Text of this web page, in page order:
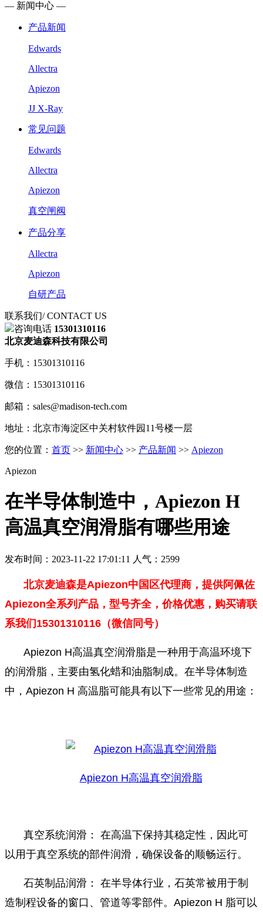
— 新闻中心 —
产品新闻
Edwards
Allectra
Apiezon
JJ X-Ray
常见问题
Edwards
Allectra
Apiezon
真空闸阀
产品分享
Allectra
Apiezon
自研产品
联系我们/ CONTACT US
咨询电话 15301310116
北京麦迪森科技有限公司
手机：15301310116
微信：15301310116
邮箱：sales@madison-tech.com
地址：北京市海淀区中关村软件园11号楼一层
您的位置： 首页 >> 新闻中心 >> 产品新闻 >> Apiezon
Apiezon
在半导体制造中，Apiezon H
高温真空润滑脂有哪些用途
发布时间：2023-11-22 17:01:11 人气：2599
北京麦迪森是Apiezon中国区代理商，提供阿佩佐
Apiezon全系列产品，型号齐全，价格优惠，购买请联
系我们15301310116（微信同号）
Apiezon H高温真空润滑脂是一种用于高温环境下
的润滑脂，主要由氢化蜡和油脂制成。在半导体制造
中，Apiezon H 高温脂可能具有以下一些常见的用途：
Apiezon H高温真空润滑脂
真空系统润滑： 在高温下保持其稳定性，因此可
以用于真空系统的部件润滑，确保设备的顺畅运行。
石英制品润滑： 在半导体行业，石英常被用于制
造制程设备的窗口、管道等零部件。Apiezon H 脂可以